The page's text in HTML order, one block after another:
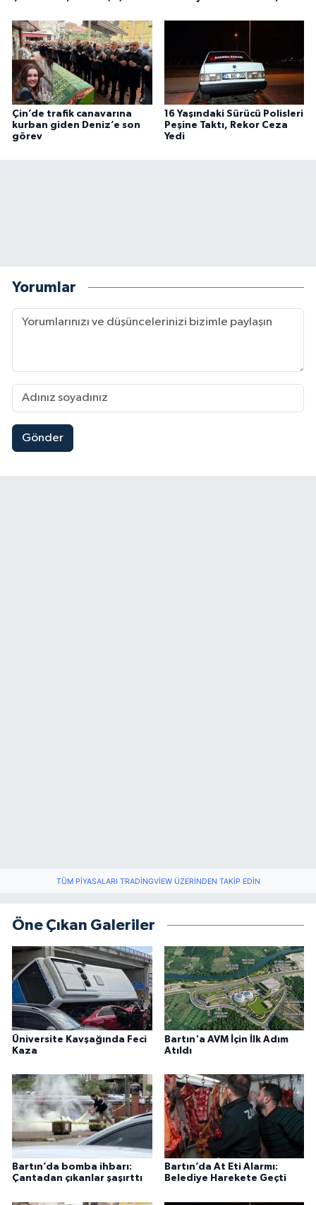
Çin’de trafik canavarına
kurban giden Deniz’e son
görev
16 Yaşındaki Sürücü Polisleri
Peşine Taktı, Rekor Ceza
Yedi
Yorumlar
Gönder
TÜM PIYASALARI TRADINGVIEW ÜZERINDEN TAKIP EDIN
Öne Çıkan Galeriler
Üniversite Kavşağında Feci
Kaza
Bartın'a AVM İçin İlk Adım
Atıldı
Bartın’da bomba ihbarı:
Çantadan çıkanlar şaşırttı
Bartın’da At Eti Alarmı:
Belediye Harekete Geçti